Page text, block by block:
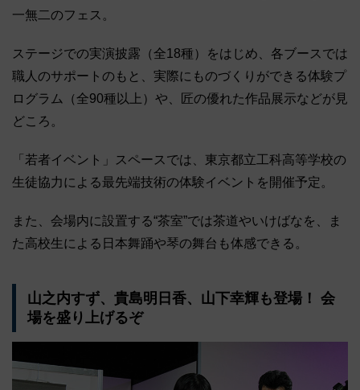
一無二のフェス。
ステージでの実演披露（全18種）をはじめ、各ブースでは
職人のサポートのもと、実際にものづくりができる体験プ
ログラム（全90種以上）や、匠の優れた作品展示などが見
どころ。
「若者イベント」スペースでは、東京都立工科高等学校の
生徒協力による最先端技術の体験イベントを開催予定。
また、会場内に設置する“茶室”では茶道やいけばなを、ま
た高校生による日本舞踊や琴の舞台も体感できる。
山之内すず、貴島明日香、山下幸輝も登場！ 会
場を盛り上げるぞ